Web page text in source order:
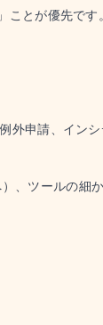
とが優先です。
外申請、イン
、ツールの細